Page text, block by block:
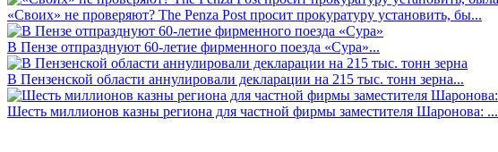
«Своих» не проверяют? The Penza Post просит прокуратуру установить, бы...
В Пензе отпразднуют 60-летие фирменного поезда «Сура»...
В Пензенской области аннулировали декларации на 215 тыс. тонн зерна...
Шесть миллионов казны региона для частной фирмы заместителя Шаронова: ...